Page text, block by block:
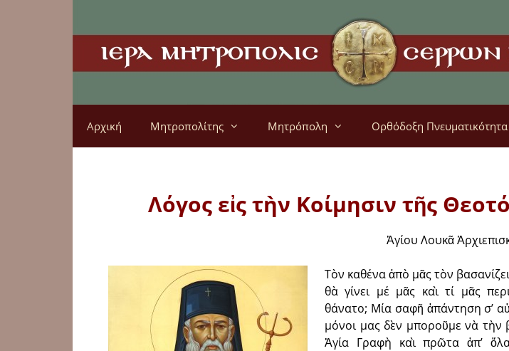
Αρχική Μητροπολίτης Μητρόπολη Ορθόδοξη Πνευματικότητα
Λόγος εἰς τὴν Κοίμησιν τῆς
Ἁγίου Λουκᾶ
Τὸν καθένα ἀπὸ μᾶς τὸν
θὰ γίνει μέ μᾶς καὶ τί μᾶς
θάνατο; Μία σαφῆ ἀπάντηση σ’
μόνοι μας δὲν μποροῦμε νὰ τὴν
Ἁγία Γραφὴ καὶ πρῶτα ἀπ’